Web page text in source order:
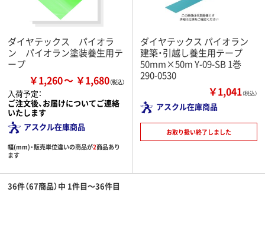
ダイヤテックス パイオラ
ン パイオラン塗装養生用テ
ープ
￥1,260 ￥1,680
入荷予定：
ご注文後、お届けについてご連絡
いたします
アスクル在庫商品
幅(mm)・販売単位違いの商品が2商品あり
ます
ダイヤテックス パイオラン
建築・引越し養生用テープ
50mm×50m Y-09-SB 1巻
290-0530
￥1,041（税込）
アスクル在庫商品
お取り扱い終了しました
36件（67商品）中 1件目～36件目